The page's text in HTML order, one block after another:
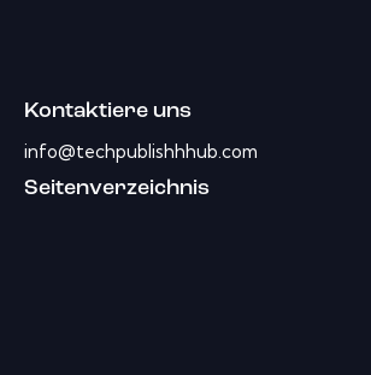
Kontaktiere uns
info@techpublishhhub.com
Seitenverzeichnis